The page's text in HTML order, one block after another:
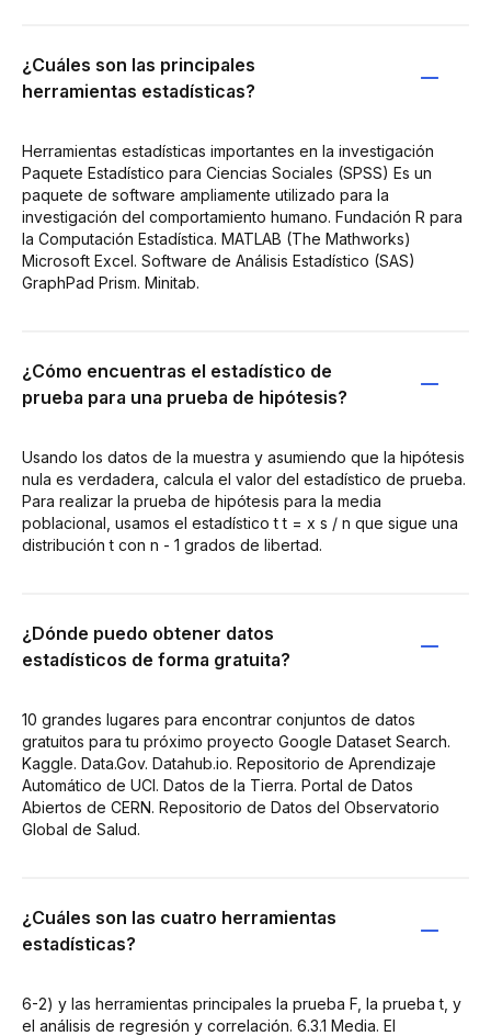
¿Cuáles son las principales
herramientas estadísticas?
Herramientas estadísticas importantes en la investigación
Paquete Estadístico para Ciencias Sociales (SPSS) Es un
paquete de software ampliamente utilizado para la
investigación del comportamiento humano. Fundación R para
la Computación Estadística. MATLAB (The Mathworks)
Microsoft Excel. Software de Análisis Estadístico (SAS)
GraphPad Prism. Minitab.
¿Cómo encuentras el estadístico de
prueba para una prueba de hipótesis?
Usando los datos de la muestra y asumiendo que la hipótesis
nula es verdadera, calcula el valor del estadístico de prueba.
Para realizar la prueba de hipótesis para la media
poblacional, usamos el estadístico t t = x s / n que sigue una
distribución t con n - 1 grados de libertad.
¿Dónde puedo obtener datos
estadísticos de forma gratuita?
10 grandes lugares para encontrar conjuntos de datos
gratuitos para tu próximo proyecto Google Dataset Search.
Kaggle. Data.Gov. Datahub.io. Repositorio de Aprendizaje
Automático de UCI. Datos de la Tierra. Portal de Datos
Abiertos de CERN. Repositorio de Datos del Observatorio
Global de Salud.
¿Cuáles son las cuatro herramientas
estadísticas?
6-2) y las herramientas principales la prueba F, la prueba t, y
el análisis de regresión y correlación. 6.3.1 Media. El